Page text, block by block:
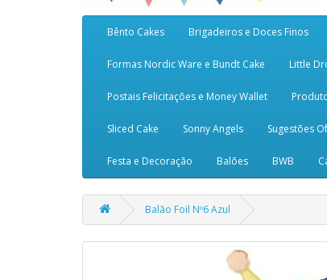
Bênto Cakes Brigadeiros e Doces Finos
Formas Nordic Ware e Bundt Cake Little
Postais Felicitações e Money Wallet
Sliced Cake Sonny Angels Sugestões
Festa e Decoração Balões BWB
Balão Foil Nº6 Azul